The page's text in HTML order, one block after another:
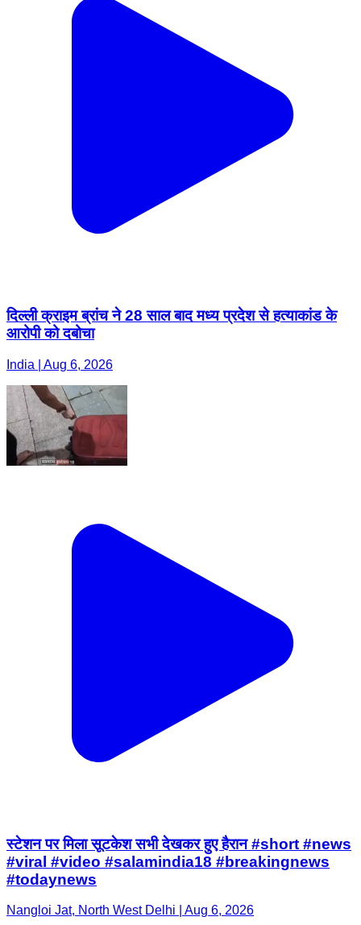
दिल्ली क्राइम ब्रांच ने 28 साल बाद मध्य प्रदेश से हत्याकांड के
आरोपी को दबोचा
India | Aug 6, 2026
स्टेशन पर मिला सूटकेश सभी देखकर हुए हैरान #short #news
#viral #video #salamindia18 #breakingnews
#todaynews
Nangloi Jat, North West Delhi | Aug 6, 2026